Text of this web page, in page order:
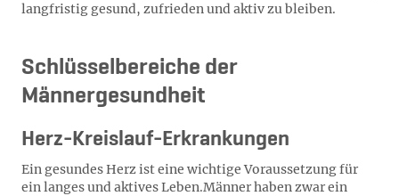
langfristig gesund, zufrieden und aktiv zu bleiben.
Schlüsselbereiche der
Männergesundheit
Herz-Kreislauf-Erkrankungen
Ein gesundes Herz ist eine wichtige Voraussetzung für
ein langes und aktives Leben.Männer haben zwar ein